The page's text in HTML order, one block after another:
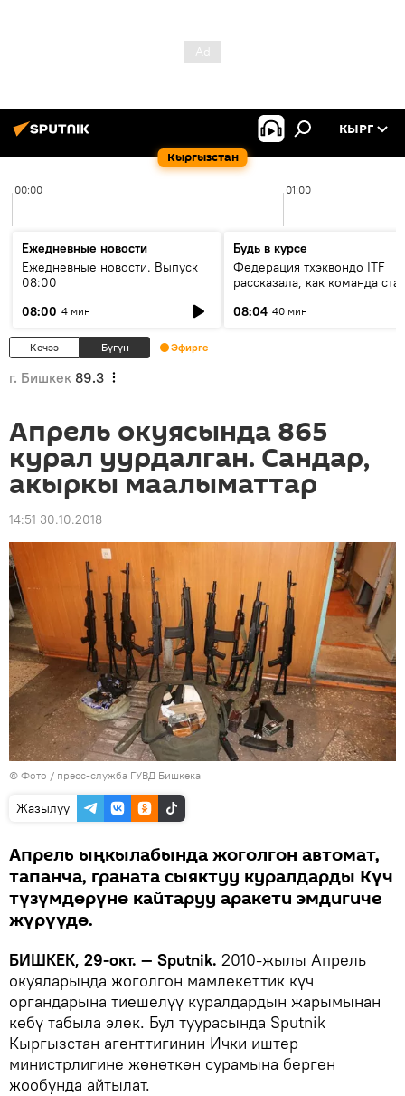
Кыргызстан
КЫРГ
00:00 01:00
Ежедневные новости
Ежедневные новости. Выпуск
08:00
08:00 4 мин
Будь в курсе
Федерация тхэквондо ITF
рассказала, как команда
08:04 40 мин
Кечээ Бүгүн Эфирге
г. Бишкек 89.3
Апрель окуясында 865
курал уурдалган. Сандар,
акыркы маалыматтар
14:51 30.10.2018
© Фото / пресс-служба ГУВД Бишкека
Жазылуу
Апрель ыңкылабында жоголгон автомат,
тапанча, граната сыяктуу куралдарды Күч
түзүмдөрүнө кайтаруу аракети эмдигиче
жүрүүдө.
БИШКЕК, 29-окт. — Sputnik. 2010-жылы Апрель
окуяларында жоголгон мамлекеттик күч
органдарына тиешелүү куралдардын жарымынан
көбү табыла элек. Бул туурасында Sputnik
Кыргызстан агенттигинин Ички иштер
министрлигине жөнөткөн сурамына берген
жообунда айтылат.